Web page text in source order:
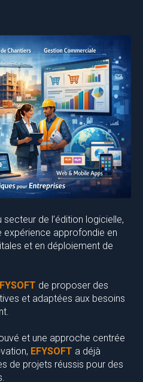
de l’édition logicielle,
expérience approfondie en
et en déploiement de
de proposer des
et adaptées aux besoins
et une approche centrée
EFYSOFT a déjà
de projets réussis pour des